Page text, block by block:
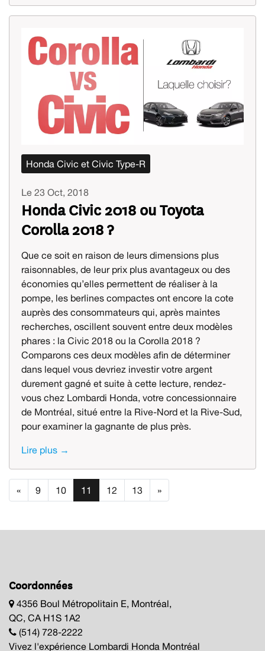
Honda Civic et Civic Type-R
Le 23 Oct, 2018
Honda Civic 2018 ou Toyota
Corolla 2018 ?
Que ce soit en raison de leurs dimensions plus
raisonnables, de leur prix plus avantageux ou des
économies qu’elles permettent de réaliser à la
pompe, les berlines compactes ont encore la cote
auprès des consommateurs qui, après maintes
recherches, oscillent souvent entre deux modèles
phares : la Civic 2018 ou la Corolla 2018 ?
Comparons ces deux modèles afin de déterminer
dans lequel vous devriez investir votre argent
durement gagné et suite à cette lecture, rendez-
vous chez Lombardi Honda, votre concessionnaire
de Montréal, situé entre la Rive-Nord et la Rive-Sud,
pour examiner la gagnante de plus près.
Lire plus →
« 9 10 11 12 13 »
Coordonnées
4356 Boul Métropolitain E, Montréal,
QC, CA H1S 1A2
(514) 728-2222
Vivez l'expérience Lombardi Honda Montréal